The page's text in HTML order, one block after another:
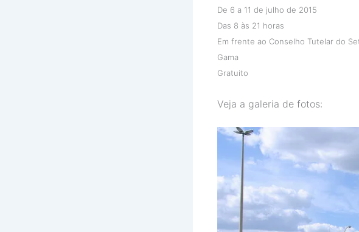
De 6 a 11 de julho de 2015
Das 8 às 21 horas
Em frente ao Conselho Tutelar do
Gama
Gratuito
Veja a galeria de fotos: